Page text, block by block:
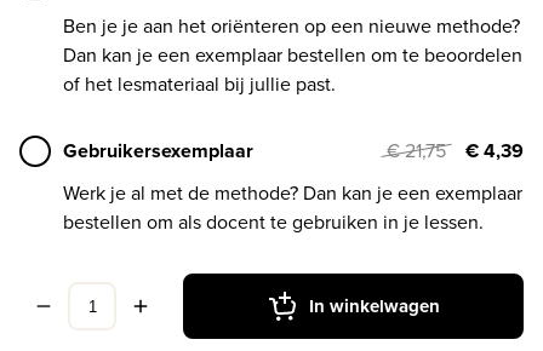
Ben je je aan het oriënteren op een nieuwe methode?
Dan kan je een exemplaar bestellen om te beoordelen
of het lesmateriaal bij jullie past.
Gebruikersexemplaar € 21,75
€ 4,39
Werk je al met de methode? Dan kan je een exemplaar
bestellen om als docent te gebruiken in je lessen.
In winkelwagen